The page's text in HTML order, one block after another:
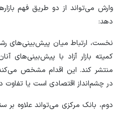
وارش می‌تواند از دو طریق فهم
دهد:
نخست، ارتباط میان پیش‌بینی‌های
کمیته بازار آزاد با پیش‌بینی‌های
منتشر کند. این اقدام مشخص می‌کند
در چشم‌انداز اقتصادی است یا
دوم، بانک مرکزی می‌تواند علاوه بر